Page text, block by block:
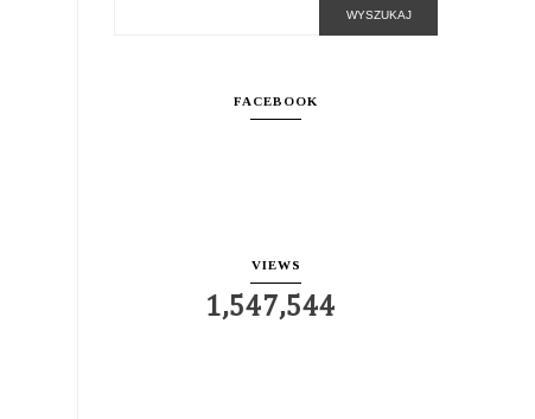
FACEBOOK
VIEWS
1,547,544